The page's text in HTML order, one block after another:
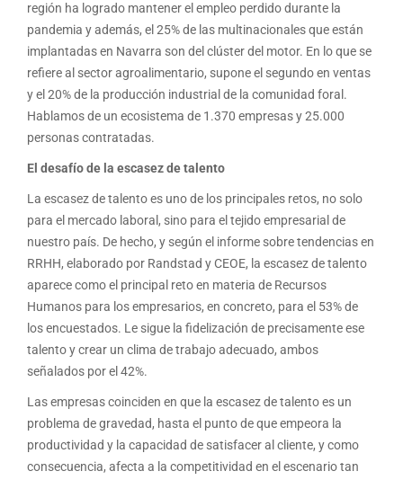
región ha logrado mantener el empleo perdido durante la
pandemia y además, el 25% de las multinacionales que están
implantadas en Navarra son del clúster del motor. En lo que se
refiere al sector agroalimentario, supone el segundo en ventas
y el 20% de la producción industrial de la comunidad foral.
Hablamos de un ecosistema de 1.370 empresas y 25.000
personas contratadas.
El desafío de la escasez de talento
La escasez de talento es uno de los principales retos, no solo
para el mercado laboral, sino para el tejido empresarial de
nuestro país. De hecho, y según el informe sobre tendencias en
RRHH, elaborado por Randstad y CEOE, la escasez de talento
aparece como el principal reto en materia de Recursos
Humanos para los empresarios, en concreto, para el 53% de
los encuestados. Le sigue la fidelización de precisamente ese
talento y crear un clima de trabajo adecuado, ambos
señalados por el 42%.
Las empresas coinciden en que la escasez de talento es un
problema de gravedad, hasta el punto de que empeora la
productividad y la capacidad de satisfacer al cliente, y como
consecuencia, afecta a la competitividad en el escenario tan